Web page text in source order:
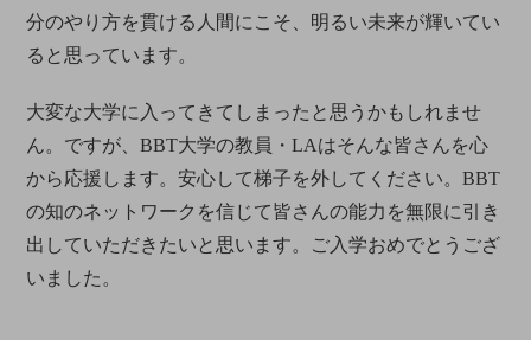
分のやり方を貫ける人間にこそ、明るい未来が輝いてい
ると思っています。
大変な大学に入ってきてしまったと思うかもしれませ
ん。ですが、BBT大学の教員・LAはそんな皆さんを心
から応援します。安心して梯子を外してください。BBT
の知のネットワークを信じて皆さんの能力を無限に引き
出していただきたいと思います。ご入学おめでとうござ
いました。